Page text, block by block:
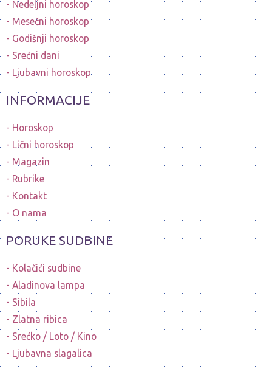
Nedeljni horoskop
Mesečni horoskop
Godišnji horoskop
Srećni dani
Ljubavni horoskop
INFORMACIJE
Horoskop
Lični horoskop
Magazin
Rubrike
Kontakt
O nama
PORUKE SUDBINE
Kolačići sudbine
Aladinova lampa
Sibila
Zlatna ribica
Srećko / Loto / Kino
Ljubavna slagalica